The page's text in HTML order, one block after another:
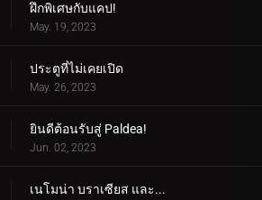
ฝึกพิเศษกับแคป!
May. 19, 2023
ประตูที่ไม่เคยเปิด
May. 26, 2023
ยินดีต้อนรับสู่ Paldea!
Jun. 02, 2023
เนโมน่า บราเซียส และ...